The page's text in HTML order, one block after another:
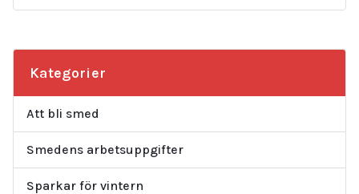
Kategorier
Att bli smed
Smedens arbetsuppgifter
Sparkar för vintern